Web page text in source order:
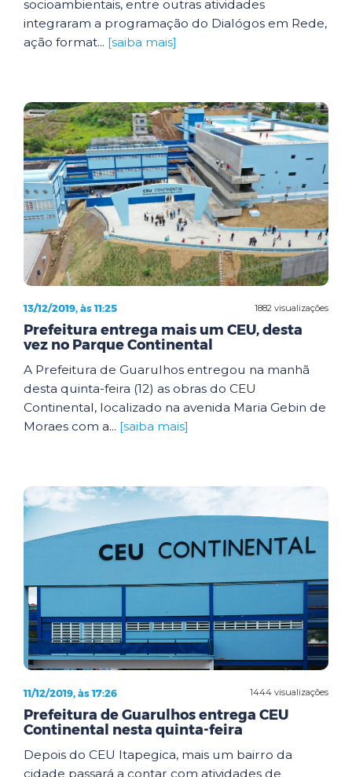
socioambientais, entre outras atividades
integraram a programação do Dialógos em Rede,
ação format... [saiba mais]
1882 visualizações
13/12/2019, às 11:25
Prefeitura entrega mais um CEU, desta
vez no Parque Continental
A Prefeitura de Guarulhos entregou na manhã
desta quinta-feira (12) as obras do CEU
Continental, localizado na avenida Maria Gebin de
Moraes com a... [saiba mais]
1444 visualizações
11/12/2019, às 17:26
Prefeitura de Guarulhos entrega CEU
Continental nesta quinta-feira
Depois do CEU Itapegica, mais um bairro da
cidade passará a contar com atividades de